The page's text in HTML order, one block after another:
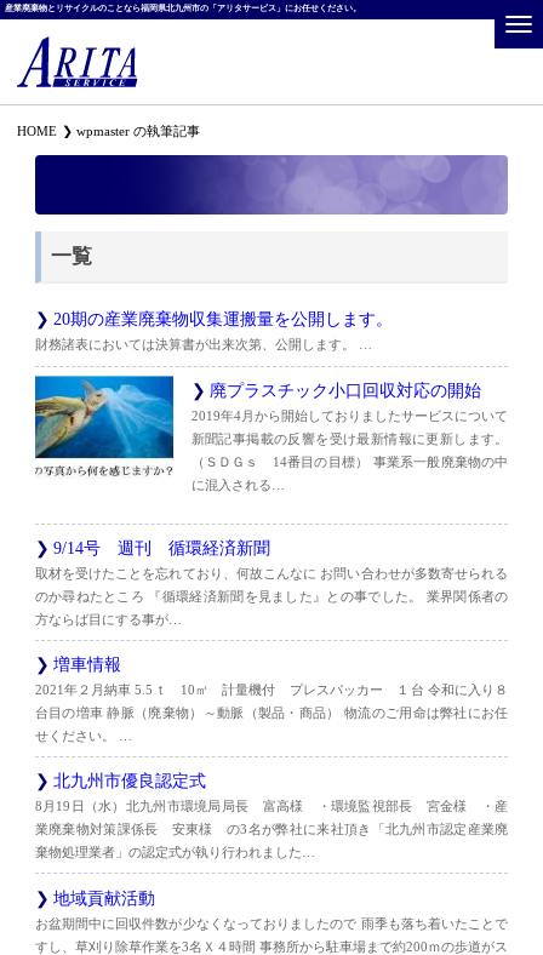
産業廃棄物とリサイクルのことなら福岡県北九州市の「アリタサービス」にお任せください。
HOME wpmaster の執筆記事
一覧
20期の産業廃棄物収集運搬量を公開します。
財務諸表においては決算書が出来次第、公開します。 …
廃プラスチック小口回収対応の開始
2019年4月から開始しておりましたサービスについて
新聞記事掲載の反響を受け最新情報に更新します。
（ＳＤＧｓ 14番目の目標） 事業系一般廃棄物の中
に混入される…
9/14号 週刊 循環経済新聞
取材を受けたことを忘れており、何故こんなに お問い合わせが多数寄せられる
のか尋ねたところ 『循環経済新聞を見ました』との事でした。 業界関係者の
方ならば目にする事が…
増車情報
2021年２月納車 5.5ｔ 10㎥ 計量機付 プレスパッカー １台 令和に入り８
台目の増車 静脈（廃棄物）～動脈（製品・商品） 物流のご用命は弊社にお任
せください。 …
北九州市優良認定式
8月19日（水）北九州市環境局局長 富高様 ・環境監視部長 宮金様 ・産
業廃棄物対策課係長 安東様 の3名が弊社に来社頂き「北九州市認定産業廃
棄物処理業者」の認定式が執り行われました…
地域貢献活動
お盆期間中に回収件数が少なくなっておりましたので 雨季も落ち着いたことで
すし、草刈り除草作業を3名Ｘ４時間 事務所から駐車場まで約200ｍの歩道がス